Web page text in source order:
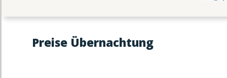
Preise Übernachtung